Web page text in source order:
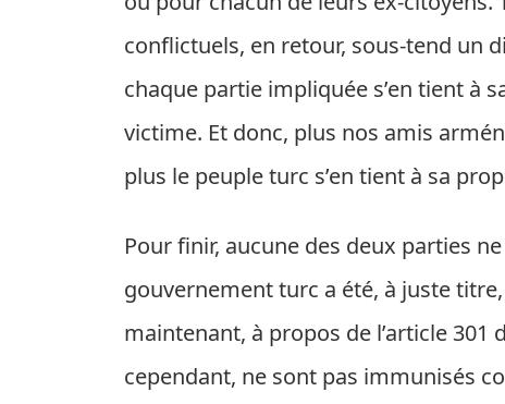
conflictuels, en retour, sous-tend un
chaque partie impliquée s’en tient à
victime. Et donc, plus nos amis
plus le peuple turc s’en tient à sa
Pour finir, aucune des deux parties
gouvernement turc a été, à juste
maintenant, à propos de l’article
cependant, ne sont pas immunisés